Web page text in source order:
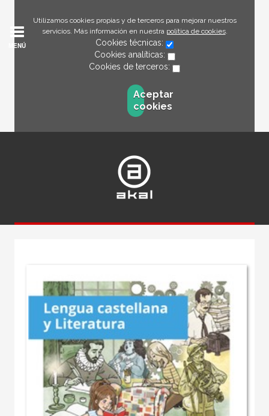
Utilizamos cookies propias y de terceros para mejorar nuestros
servicios. Más información en nuestra política de cookies.
Cookies técnicas:
Cookies analíticas:
Cookies de terceros:
Aceptar
cookies
MENÚ